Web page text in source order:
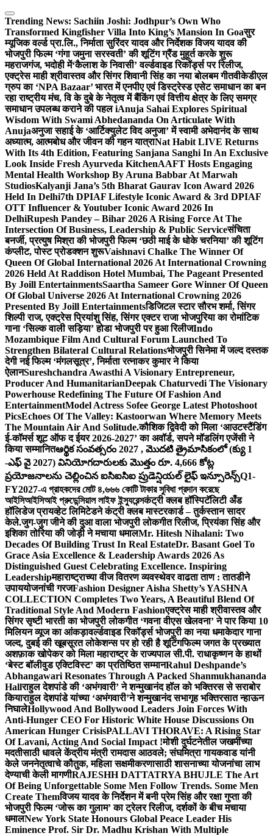
Skip
to
content
Trending News: Sachiin Joshi: Jodhpur’s Own Who
Transformed Kingfisher Villa Into King’s Mansion In Goaसुर
म्यूजिक वर्ल्ड प्रा.लि., निर्माता सुरिंदर यादव और निर्देशक विजय यादव की
भोजपुरी फिल्म ‘गंगा जमुना सरस्वती’ की शूटिंग ग्रैंड मुहूर्त करके शुरू
महराजगंज, भदोही में‘कैलाश के निवासी’ वर्ल्डवाइड रिकॉर्ड्स पर रिलीज,
एक्ट्रेस माही श्रीवास्तव और सिंगर शिवानी सिंह का नया बोलबम गीतवीकेडीएल
ग्रुप का ‘NPA Bazaar’ भारत में एनपीए एवं डिस्ट्रेस्ड एसेट समाधान का बन
रहा राष्ट्रीय मंच, वि के दुबे के नेतृत्व में बैंकिंग एवं वित्तीय क्षेत्र के लिए समग्र
समाधान उपलब्ध कराने की पहल iAnuja Sahai Explores Spiritual
Wisdom With Swami Abhedananda On Articulate With
Anujaअनुजा सहाई के ‘आर्टिक्युलेट विद अनुजा’ में स्वामी अभेदानंद के साथ
अध्यात्म, आत्मबोध और जीवन की गहन यात्राNat Habit LIVE Returns
With Its 4th Edition, Featuring Sanjana Sanghi In An Exclusive
Look Inside Fresh Ayurveda KitchenAAFT Hosts Engaging
Mental Health Workshop By Aruna Babbar At Marwah
StudiosKalyanji Jana’s 5th Bharat Gaurav Icon Award 2026
Held In Delhi7th DPIAF Lifestyle Iconic Award & 3rd DPIAF
OTT Influencer & Youtuber Iconic Award 2026 In
DelhiRupesh Pandey – Bihar 2026 A Rising Force At The
Intersection Of Business, Leadership & Public Serviceसंचिता
बनर्जी, प्रत्युष मिश्रा की भोजपुरी फिल्म ‘छठी माई के धोके चरनिया’ की शूटिंग
कंप्लीट, पोस्ट प्रोडक्शन शुरूVaishnavi Chalke The Winner Of
Queen Of Global International 2026 At International Crowning
2026 Held At Raddison Hotel Mumbai, The Pageant Presented
By Joill EntertainmentsSaartha Sameer Gore Winner Of Queen
Of Global Universe 2026 At International Crowning 2026
Presented By Joill Entertainmentsडिजिटल स्टार सौरभ शर्मा, सिंगर
शिल्पी राज, एक्ट्रेस प्रियांशु सिंह, सिंगर एक्टर राजा भोजपुरिया का रोमांटिक
गाना ‘सिल्क वाली सड़िया’ होडा भोजपुरी पर हुआ रिलीजIndo
Mozambique Film And Cultural Forum Launched To
Strengthen Bilateral Cultural Relationsभोजपुरी सिनेमा में जल्द दस्तक
देगी नई फिल्म ‘मंगलसूत्र’, निर्माता रत्नाकर कुमार ने किया
ऐलानSureshchandra Awasthi A Visionary Entrepreneur,
Producer And HumanitarianDeepak Chaturvedi The Visionary
Powerhouse Redefining The Future Of Fashion And
EntertainmentModel Actress Sofee George Latest Photoshoot
PicsEchoes Of The Valley: Kastoorwan Where Memory Meets
The Mountain Air And Solitude.कौशिक द्विवेदी को मिला ‘आउटस्टैंडिंग
ई-कॉमर्स शूट ऑफ द ईयर 2026-2027’ का अवॉर्ड, सपने मॉडलिंग एजेंसी ने
किया सम्मानितఆర్థిక సంవత్సరం 2027 , మొదటి త్రైమాసికంలో (క్యు 1
-ఎఫ్ వై 2027) వినియోగదారులకు మొత్తం రూ. 4,666 కోట్ల
ప్రయోజనాలను చెల్లించిన ఐసిఐసిఐ ప్రుడెన్షియల్ లైఫ్ ఇన్సూరెన్స్Q1-
FY2027-এ গ্রাহকদের মোট ৪,৬৬৬ কোটি টাকার সুবিধা প্রদান করেছে
আইসিআইসিআই প্রুডেন্সিয়াল লাইফ ইন্স্যুরেন্সकंट्री क्लब हॉस्पिटॅलिटी अँड
हॉलिडेज प्रायव्हेट लिमिटेडने कंट्री क्लब मास्टरकार्ड – तुर्कस्तान सादर
केले.जुग-जुग जीने की दुआ वाला भोजपुरी लोकगीत रिलीज, प्रियंका सिंह और
इशिका तोरिया की जोड़ी ने मचाया धमालMr. Hitesh Nihalani: Two
Decades Of Building Trust In Real EstateDr. Basant Goel To
Grace Asia Excellence & Leadership Awards 2026 As
Distinguished Guest Celebrating Excellence. Inspiring
Leadershipमहाराष्ट्राच्या वीज वितरण व्यवस्थेवर वाढता ताण : तातडीने
उपाययोजनांची गरजFashion Designer Aisha Shetty’s YASHNA
COLLECTION Completes Two Years, A Beautiful Blend Of
Traditional Style And Modern Fashionएक्ट्रेस माही श्रीवास्तव और
सिंगर सृष्टी भारती का भोजपुरी लोकगीत ‘गवना वीएस खेलवना’ ने पार किया 10
मिलियन व्यूज का आंकड़ावर्ल्डवाइड रिकॉर्ड्स भोजपुरी का नया धमाकेदार गाना
जल्द, दुबई की खूबसूरत लोकेशन्स पर हो रही है शूटिंगफिल्म जगत के प्रख्यात
अशफ़ाक खोपेकर को मिला महाराष्ट्र के राज्यपाल सी.पी. राधाकृष्णन के हाथों
‘बेस्ट बॉलीवुड एक्टिविस्ट’ का प्रतिष्ठित सम्मानRahul Deshpande’s
Abhangawari Resonates Through A Packed Shanmukhananda
Hallराहुल देशपांडे की ‘अभंगवारी’ ने शन्मुखानंद हॉल को भक्तिरस से सराबोर
कियाराहुल देशपांडे यांच्या ‘अभंगवारी’ने शन्मुखानंद सभागृह भक्तिरसात न्हाऊन
निघालेHollywood And Bollywood Leaders Join Forces With
Anti-Hunger CEO For Historic White House Discussions On
American Hunger CrisisPALLAVI THORAVE: A Rising Star
Of Lavani, Acting And Social Impact !मोशी दुर्घटनेतील जखमींच्या
मदतीसाठी धावले केंद्रीय मंत्री रामदास आठवले; संघमित्रा गायकवाड यांनी
केले जननेतृत्वाचे कौतुक, महिला सक्षमीकरणासाठी शासनाच्या योजनांचा लाभ
देण्याची केली मागणीRAJESHH DATTATRYA BHUJLE The Art
Of Being Unforgettable Some Men Follow Trends. Some Men
Create Themविजय यादव के निर्देशन में बनी प्रेम सिंह और रक्षा गुप्ता की
भोजपुरी फिल्म ‘जोरू का गुलाम’ का ट्रेलर रिलीज, दर्शकों के बीच मचाया
धमालNew York State Honours Global Peace Leader His
Eminence Prof. Sir Dr. Madhu Krishan With Multiple